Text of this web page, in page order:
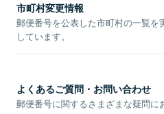
市町村変更情報
郵便番号を公表した市町村の一覧を
しています。
よくあるご質問・お問い合わせ
郵便番号に関するさまざまな疑問に